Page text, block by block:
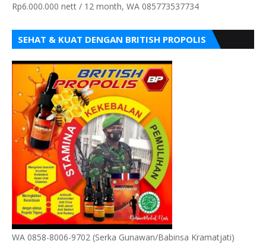
Rp6.000.000 nett / 12 month, WA 085773537734
SEHAT & KUAT DENGAN BRITISH PROPOLIS
WA 0858-8006-9702 (Serka Gunawan/Babinsa Kramatjati)